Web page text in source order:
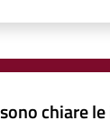
chiare